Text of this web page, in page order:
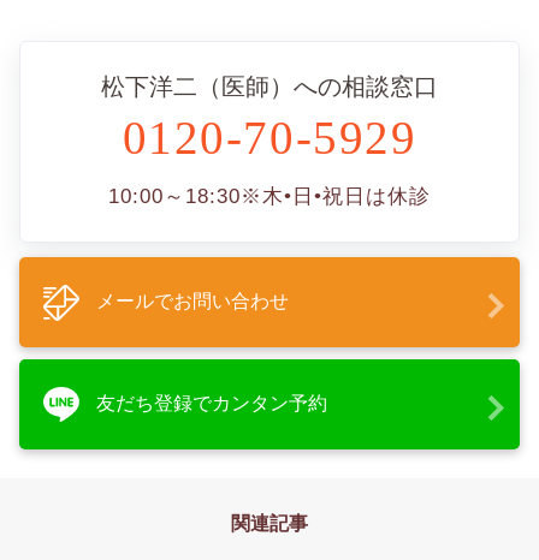
松下洋二（医師）への相談窓口
0120-70-5929
10:00～18:30※木•日•祝日は休診
メールでお問い合わせ
友だち登録でカンタン予約
関連記事